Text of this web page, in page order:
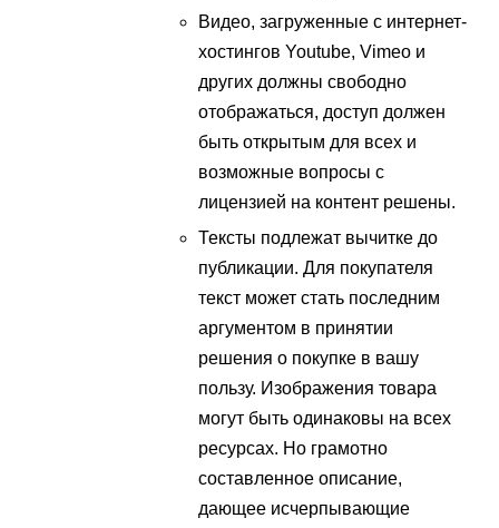
Видео, загруженные с интернет-
хостингов Youtube, Vimeo и
других должны свободно
отображаться, доступ должен
быть открытым для всех и
возможные вопросы с
лицензией на контент решены.
Тексты подлежат вычитке до
публикации. Для покупателя
текст может стать последним
аргументом в принятии
решения о покупке в вашу
пользу. Изображения товара
могут быть одинаковы на всех
ресурсах. Но грамотно
составленное описание,
дающее исчерпывающие